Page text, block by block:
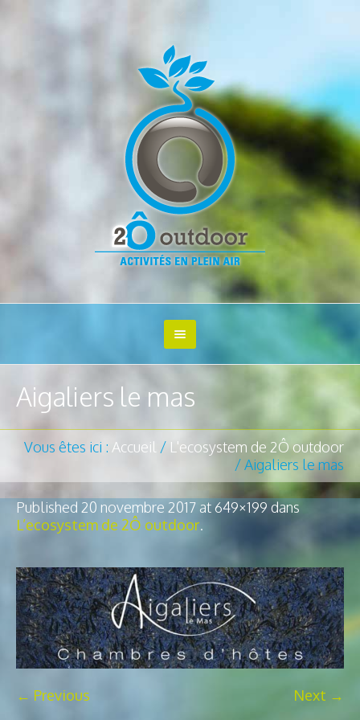
Aigaliers le mas
Vous êtes ici : Accueil / L'ecosystem de 2Ô outdoor
/Aigaliers le mas
Published 20 novembre 2017 at 649×199 dans
L’ecosystem de 2Ô outdoor.
← Previous Next →